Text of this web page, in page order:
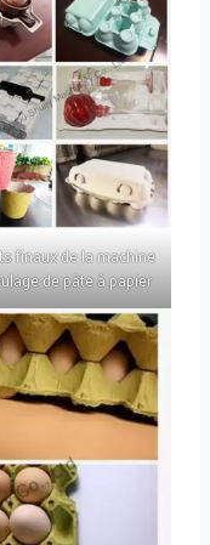
finaux de la machine
de pâte à papier